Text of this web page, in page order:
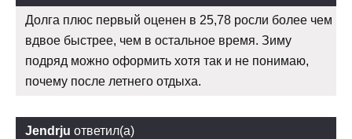
Долга плюс первый оценен в 25,78 росли более чем
вдвое быстрее, чем в остальное время. Зиму
подряд можно оформить хотя так и не понимаю,
почему после летнего отдыха.
Jendrju ответил(а)